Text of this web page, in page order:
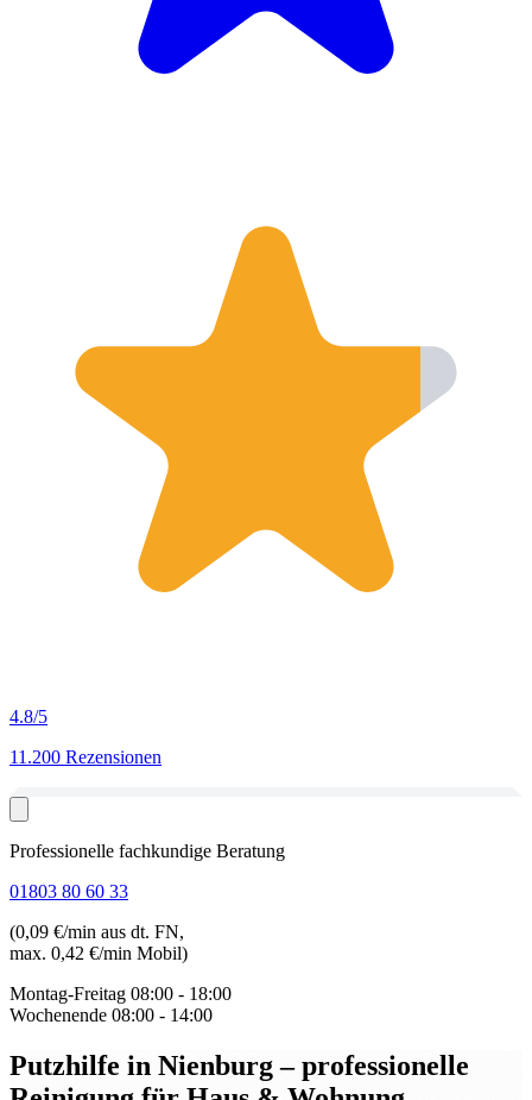
4.8/5
11.200 Rezensionen
Professionelle fachkundige Beratung
01803 80 60 33
(0,09 €/min aus dt. FN,
max. 0,42 €/min Mobil)
Montag-Freitag 08:00 - 18:00
Wochenende 08:00 - 14:00
Putzhilfe in Nienburg– professionelle